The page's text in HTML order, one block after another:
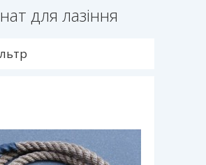
для лазіння